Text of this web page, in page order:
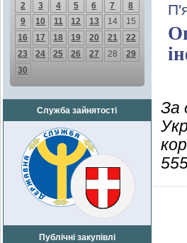
2
3 4 5 6 7
8
9
10 11 12 13 14
15
16
17 18 19 20 21
22
23
24 25 26 27 28
29
30
Служба зайнятості
Публічні закупівлі
За